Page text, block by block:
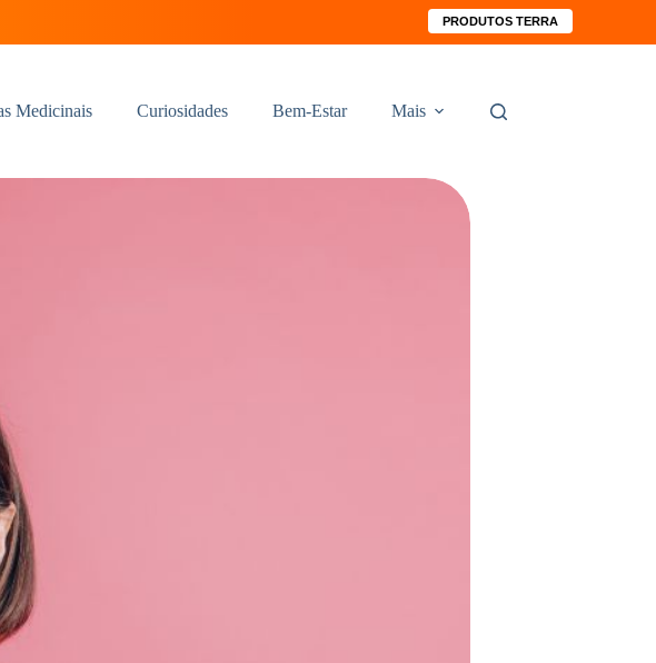
PRODUTOS TERRA
Medicinais Curiosidades Bem-Estar Mais